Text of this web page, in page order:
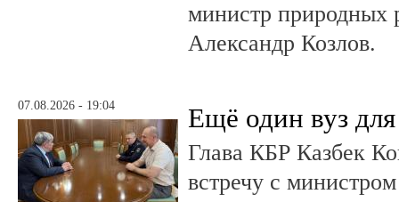
министр природных
Александр Козлов.
07.08.2026 - 19:04 Ещё один вуз
Глава КБР Казбек
встречу с